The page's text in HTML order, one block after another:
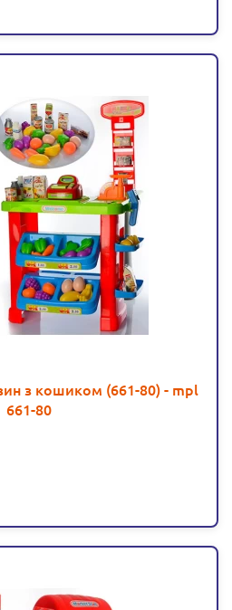
з кошиком (661-80) - mpl
661-80